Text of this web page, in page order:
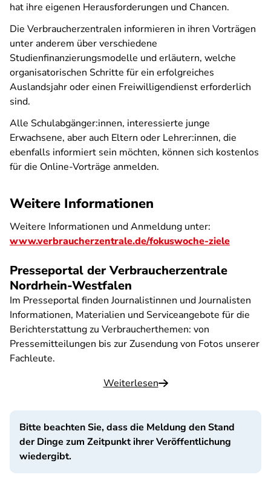
hat ihre eigenen Herausforderungen und Chancen.
Die Verbraucherzentralen informieren in ihren Vorträgen
unter anderem über verschiedene
Studienfinanzierungsmodelle und erläutern, welche
organisatorischen Schritte für ein erfolgreiches
Auslandsjahr oder einen Freiwilligendienst erforderlich
sind.
Alle Schulabgänger:innen, interessierte junge
Erwachsene, aber auch Eltern oder Lehrer:innen, die
ebenfalls informiert sein möchten, können sich kostenlos
für die Online-Vorträge anmelden.
Weitere Informationen
Weitere Informationen und Anmeldung unter:
www.verbraucherzentrale.de/fokuswoche-ziele
Presseportal der Verbraucherzentrale
Nordrhein-Westfalen
Im Presseportal finden Journalistinnen und Journalisten
Informationen, Materialien und Serviceangebote für die
Berichterstattung zu Verbraucherthemen: von
Pressemitteilungen bis zur Zusendung von Fotos unserer
Fachleute.
Weiterlesen
Bitte beachten Sie, dass die Meldung den Stand
der Dinge zum Zeitpunkt ihrer Veröffentlichung
wiedergibt.